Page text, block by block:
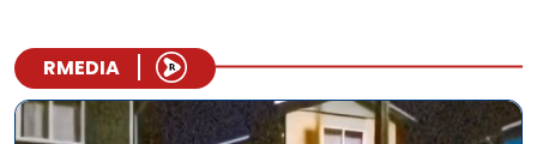
RMEDIA